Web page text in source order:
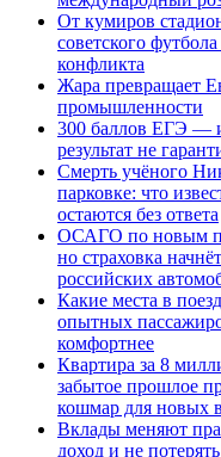
От кумиров
советского
конфликта
Жара превращает
промышленности
300 баллов ЕГЭ —
результат не
Смерть учёного
парковке: что
остаются без ответа
ОСАГО по новым
но страховка
российских
Какие места в
опытных
комфортнее
Квартира за 8
забытое прошлое
кошмар для новых
Вклады меняют
доход и не